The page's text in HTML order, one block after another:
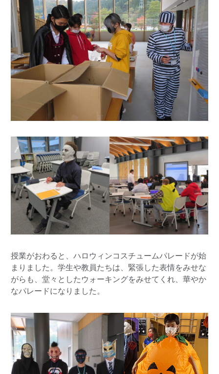
授業がおわると、ハロウィンコスチュームパレードが始
まりました。学生や教員たちは、緊張した表情をみせな
がらも、堂々としたウォーキングをみせてくれ、華やか
なパレードになりました。